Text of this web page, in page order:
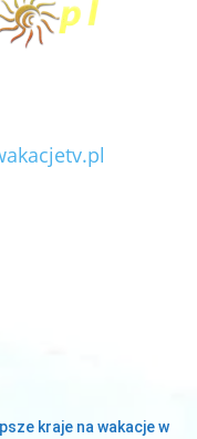
kraje na wakacje w